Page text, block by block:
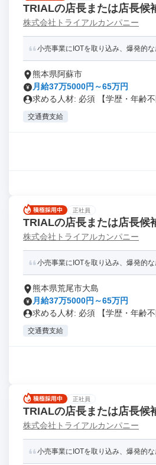
TRIALの店長または店長候
株式会社トライアルカンパニー
小売事業にIOTを取り込み、爆発的
熊本県阿蘇市
月給37万5000円～65万円
求める人材: 必須 【学歴・年齢
交通費支給
正社員
TRIALの店長または店長候
株式会社トライアルカンパニー
小売事業にIOTを取り込み、爆発的
熊本県荒尾市大島
月給37万5000円～65万円
求める人材: 必須 【学歴・年齢
交通費支給
正社員
TRIALの店長または店長候
株式会社トライアルカンパニー
小売事業にIOTを取り込み、爆発的